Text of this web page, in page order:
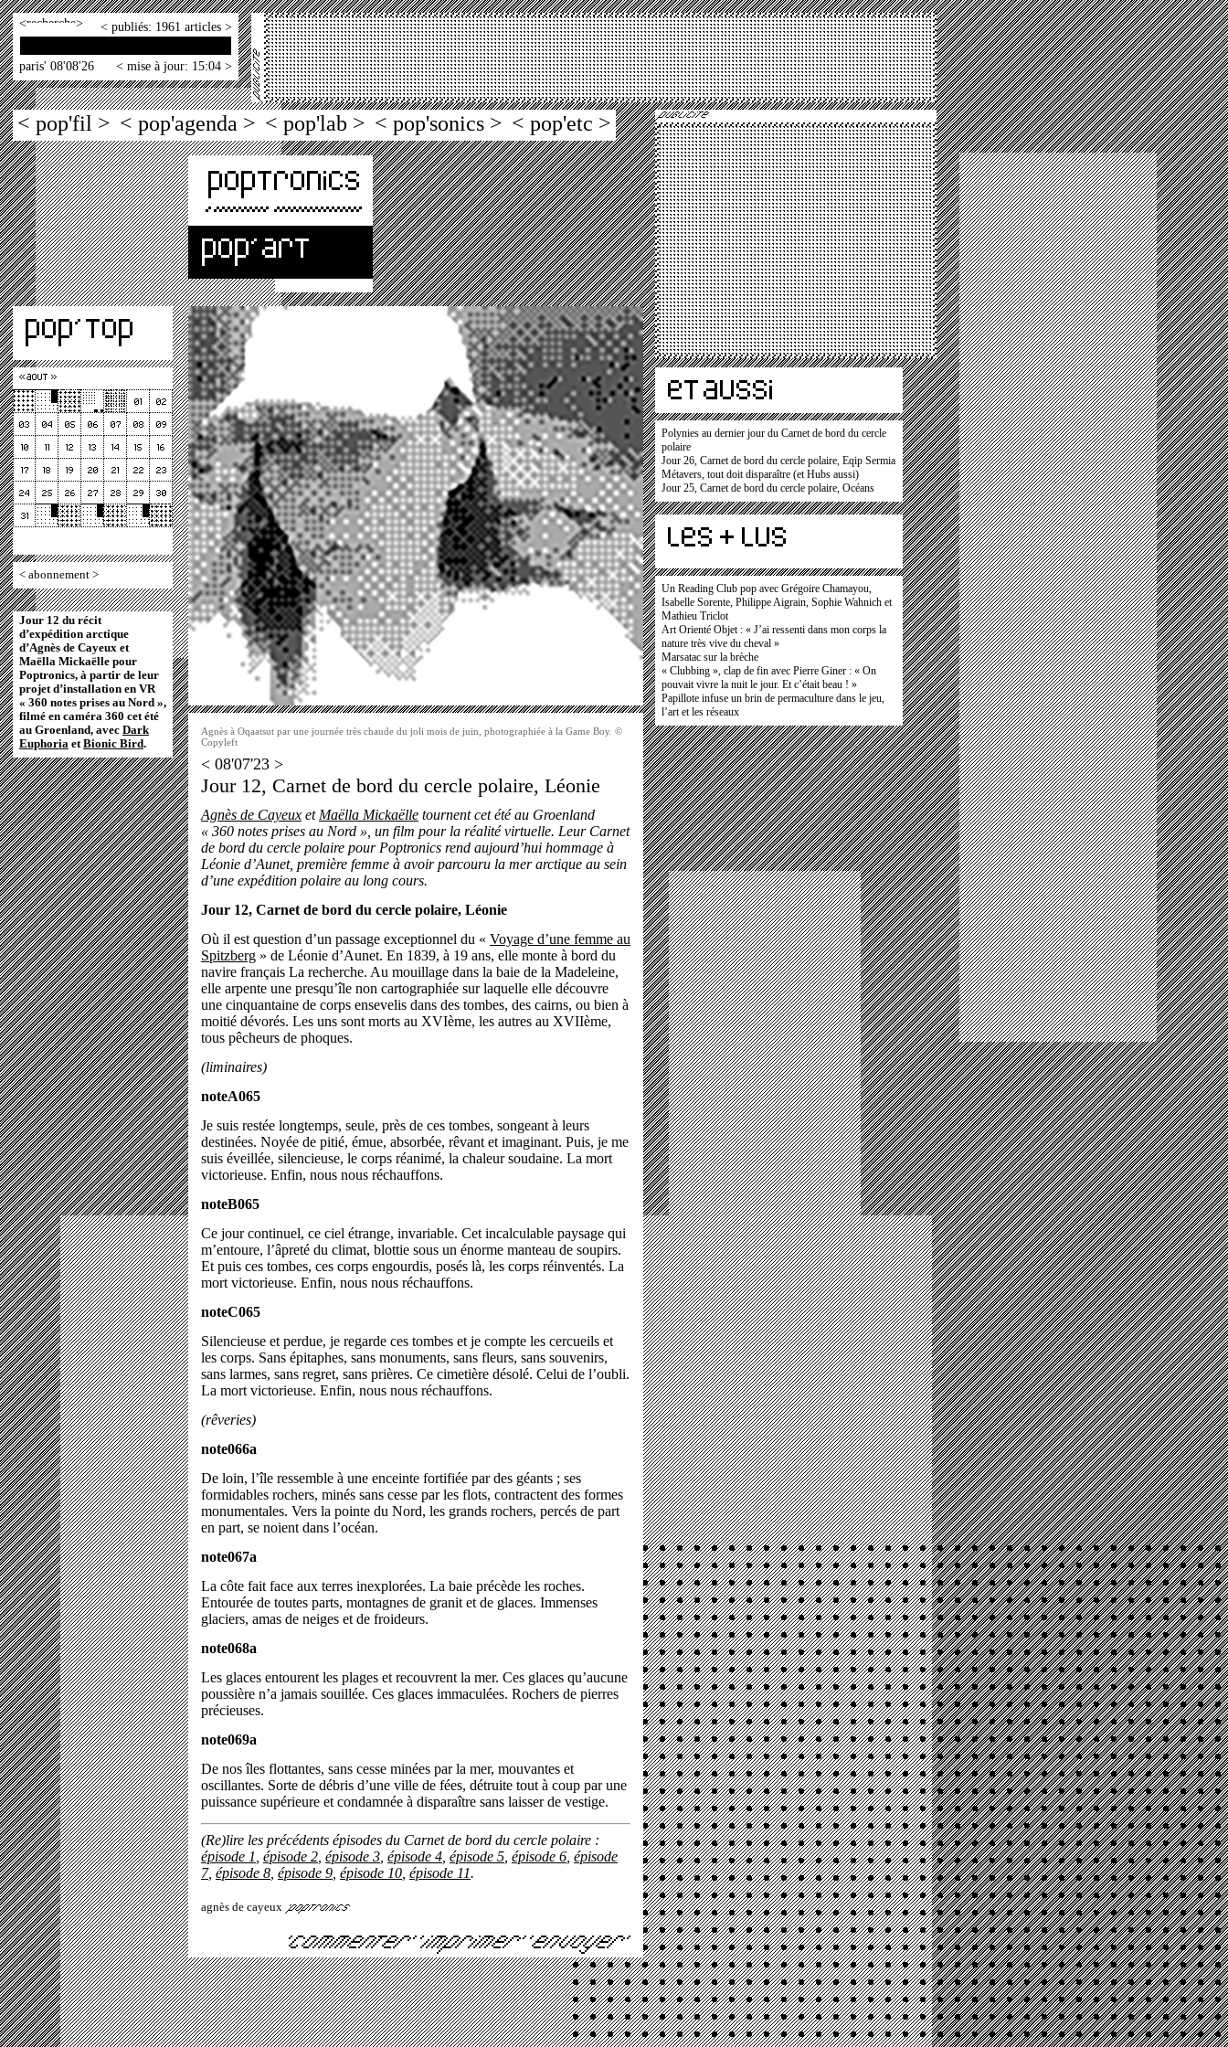
< > < publiés: 1961 articles >
paris' 08'08'26 < mise à jour: 15:04 >
< pop'fil > < pop'agenda > < pop'lab > < pop'sonics > < pop'etc >
< abonnement >
Jour 12 du récit
d’expédition arctique
d’Agnès de Cayeux et
Maëlla Mickaëlle pour
Poptronics, à partir de leur
projet d’installation en VR
« 360 notes prises au Nord »,
filmé en caméra 360 cet été
au Groenland, avec Dark
Euphoria etBionic Bird.
Agnès à Oqaatsut par une journée très chaude du joli mois de juin, photographiée à la Game Boy. ©
Copyleft
< 08'07'23 >
Jour 12, Carnet de bord du cercle polaire, Léonie
Agnès de Cayeux et Maëlla Mickaëlle tournent cet été au Groenland
« 360 notes prises au Nord », un film pour la réalité virtuelle. Leur Carnet
de bord du cercle polaire pour Poptronics rend aujourd’hui hommage à
Léonie d’Aunet, première femme à avoir parcouru la mer arctique au sein
d’une expédition polaire au long cours.
Jour 12, Carnet de bord du cercle polaire, Léonie
Où il est question d’un passage exceptionnel du « Voyage d’une femme au
Spitzberg » de Léonie d’Aunet. En 1839, à 19 ans, elle monte à bord du
navire français La recherche. Au mouillage dans la baie de la Madeleine,
elle arpente une presqu’île non cartographiée sur laquelle elle découvre
une cinquantaine de corps ensevelis dans des tombes, des cairns, ou bien à
moitié dévorés. Les uns sont morts au XVIème, les autres au XVIIème,
tous pêcheurs de phoques.
(liminaires)
noteA065
Je suis restée longtemps, seule, près de ces tombes, songeant à leurs
destinées. Noyée de pitié, émue, absorbée, rêvant et imaginant. Puis, je me
suis éveillée, silencieuse, le corps réanimé, la chaleur soudaine. La mort
victorieuse. Enfin, nous nous réchauffons.
noteB065
Ce jour continuel, ce ciel étrange, invariable. Cet incalculable paysage qui
m’entoure, l’âpreté du climat, blottie sous un énorme manteau de soupirs.
Et puis ces tombes, ces corps engourdis, posés là, les corps réinventés. La
mort victorieuse. Enfin, nous nous réchauffons.
noteC065
Silencieuse et perdue, je regarde ces tombes et je compte les cercueils et
les corps. Sans épitaphes, sans monuments, sans fleurs, sans souvenirs,
sans larmes, sans regret, sans prières. Ce cimetière désolé. Celui de l’oubli.
La mort victorieuse. Enfin, nous nous réchauffons.
(rêveries)
note066a
De loin, l’île ressemble à une enceinte fortifiée par des géants ; ses
formidables rochers, minés sans cesse par les flots, contractent des formes
monumentales. Vers la pointe du Nord, les grands rochers, percés de part
en part, se noient dans l’océan.
note067a
La côte fait face aux terres inexplorées. La baie précède les roches.
Entourée de toutes parts, montagnes de granit et de glaces. Immenses
glaciers, amas de neiges et de froideurs.
note068a
Les glaces entourent les plages et recouvrent la mer. Ces glaces qu’aucune
poussière n’a jamais souillée. Ces glaces immaculées. Rochers de pierres
précieuses.
note069a
De nos îles flottantes, sans cesse minées par la mer, mouvantes et
oscillantes. Sorte de débris d’une ville de fées, détruite tout à coup par une
puissance supérieure et condamnée à disparaître sans laisser de vestige.
(Re)lire les précédents épisodes du Carnet de bord du cercle polaire :
épisode 1 épisode 2 épisode 3 épisode 4 épisode 5 épisode 6 épisode
7, épisode 8 épisode 9 épisode 10 épisode 11.
agnès de cayeux
Polynies au dernier jour du Carnet de bord du cercle
polaire
Jour 26, Carnet de bord du cercle polaire, Eqip Sermia
Métavers, tout doit disparaître (et Hubs aussi)
Jour 25, Carnet de bord du cercle polaire, Océans
Un Reading Club pop avec Grégoire Chamayou,
Isabelle Sorente, Philippe Aigrain, Sophie Wahnich et
Mathieu Triclot
Art Orienté Objet : « J’ai ressenti dans mon corps la
nature très vive du cheval »
Marsatac sur la brèche
« Clubbing », clap de fin avec Pierre Giner : « On
pouvait vivre la nuit le jour. Et c’était beau ! »
Papillote infuse un brin de permaculture dans le jeu,
l’art et les réseaux